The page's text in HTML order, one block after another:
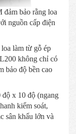
bảo rằng loa
nguồn cấp điện
làm từ gỗ ép
không chỉ có
bảo độ bền cao
x 10 độ (ngang
kiểm soát,
sân khấu lớn và